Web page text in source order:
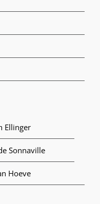
Ellinger
Sonnaville
Hoeve